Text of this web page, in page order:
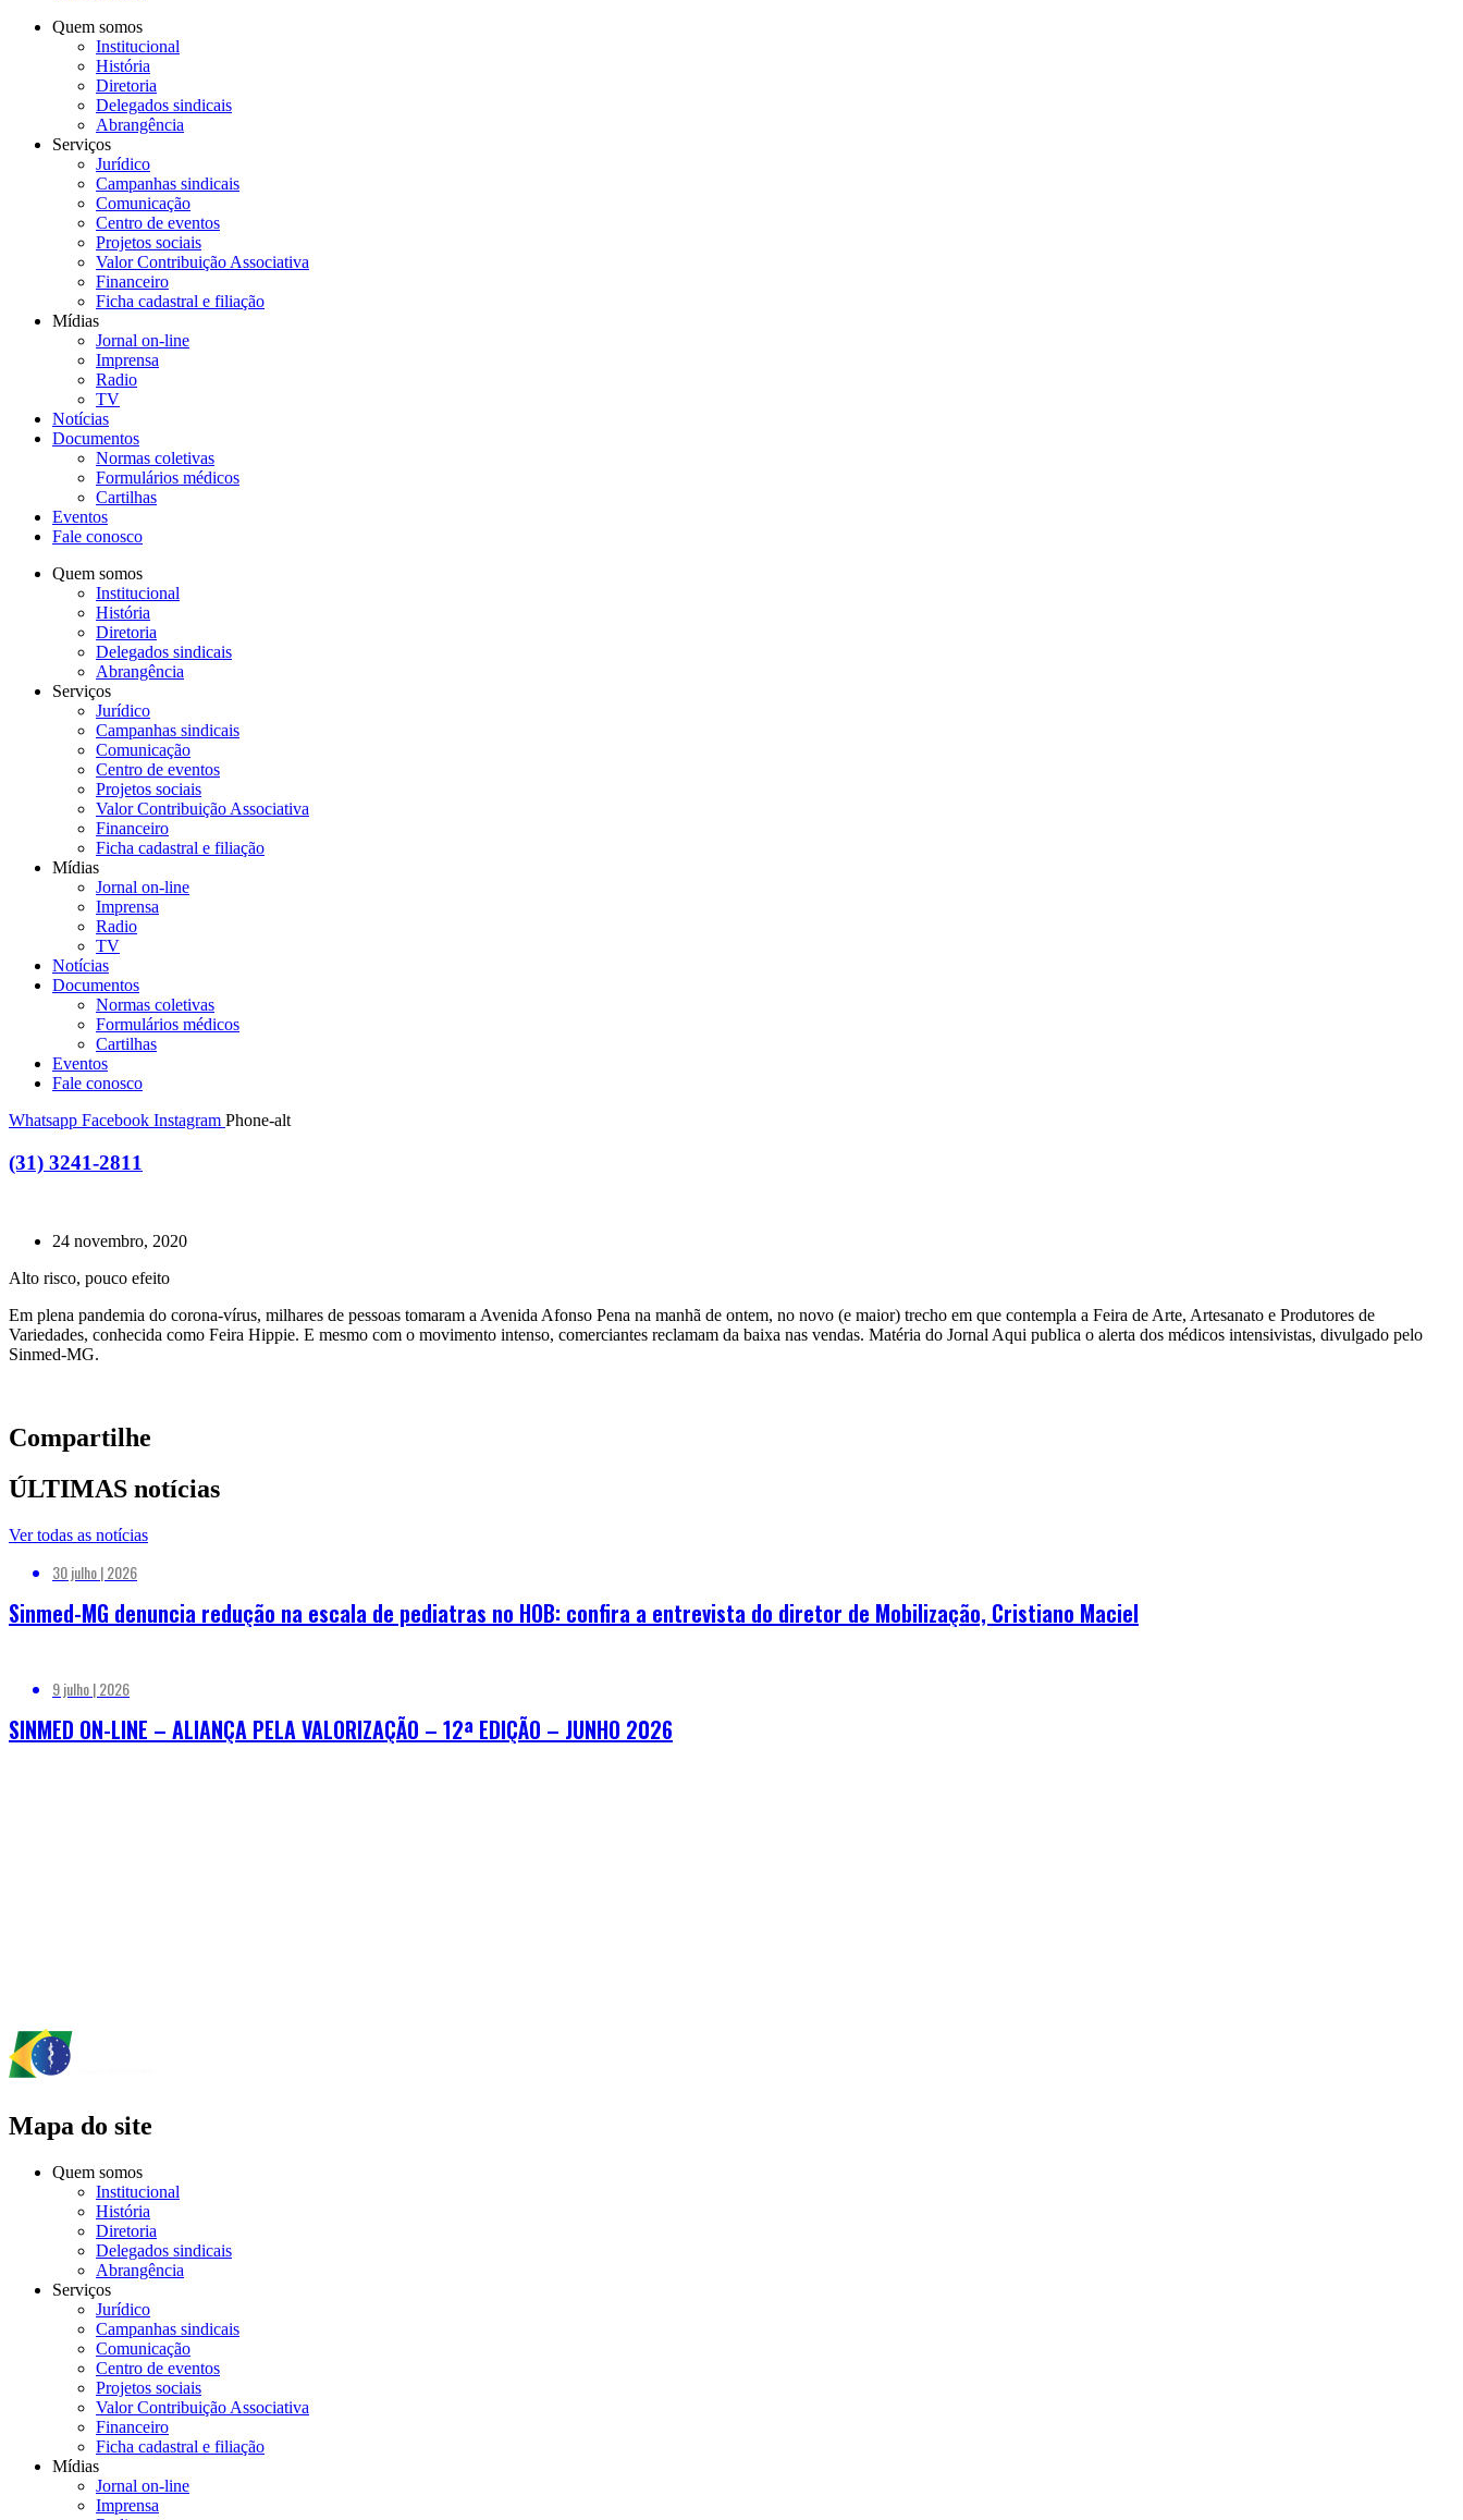
Quem somos
Institucional
História
Diretoria
Delegados sindicais
Abrangência
Serviços
Jurídico
Campanhas sindicais
Comunicação
Centro de eventos
Projetos sociais
Valor Contribuição Associativa
Financeiro
Ficha cadastral e filiação
Mídias
Jornal on-line
Imprensa
Radio
TV
Notícias
Documentos
Normas coletivas
Formulários médicos
Cartilhas
Eventos
Fale conosco
Quem somos
Institucional
História
Diretoria
Delegados sindicais
Abrangência
Serviços
Jurídico
Campanhas sindicais
Comunicação
Centro de eventos
Projetos sociais
Valor Contribuição Associativa
Financeiro
Ficha cadastral e filiação
Mídias
Jornal on-line
Imprensa
Radio
TV
Notícias
Documentos
Normas coletivas
Formulários médicos
Cartilhas
Eventos
Fale conosco
Whatsapp Facebook Instagram Phone-alt
(31) 3241-2811
24 novembro, 2020
Alto risco, pouco efeito
Em plena pandemia do corona-vírus, milhares de pessoas tomaram a Avenida Afonso Pena na manhã de ontem, no novo (e maior) trecho em que contempla a Feira de Arte, Artesanato e Produtores de
Variedades, conhecida como Feira Hippie. E mesmo com o movimento intenso, comerciantes reclamam da baixa nas vendas. Matéria do Jornal Aqui publica o alerta dos médicos intensivistas, divulgado pelo
Sinmed-MG.
Compartilhe
ÚLTIMAS notícias
Ver todas as notícias
30 julho | 2026
Sinmed-MG denuncia redução na escala de pediatras no HOB: confira a entrevista do diretor de Mobilização, Cristiano Maciel
9 julho | 2026
SINMED ON-LINE – ALIANÇA PELA VALORIZAÇÃO – 12ª EDIÇÃO – JUNHO 2026
Mapa do site
Quem somos
Institucional
História
Diretoria
Delegados sindicais
Abrangência
Serviços
Jurídico
Campanhas sindicais
Comunicação
Centro de eventos
Projetos sociais
Valor Contribuição Associativa
Financeiro
Ficha cadastral e filiação
Mídias
Jornal on-line
Imprensa